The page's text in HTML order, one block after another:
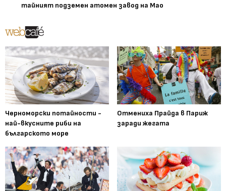
тайният подземен атомен завод на Мао
Черноморски потайности -
най-вкусните риби на
българското море
Отмениха Прайда в Париж
заради жегата